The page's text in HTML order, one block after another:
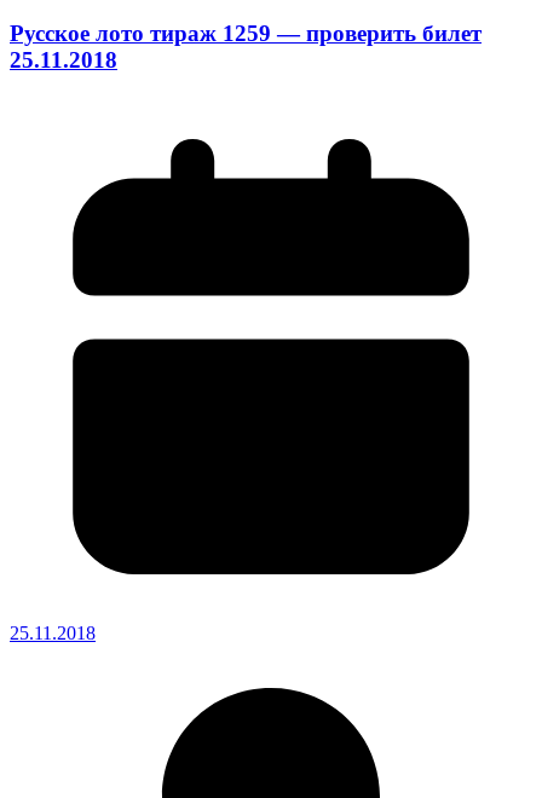
Русское лото тираж 1259 — проверить билет
25.11.2018
25.11.2018